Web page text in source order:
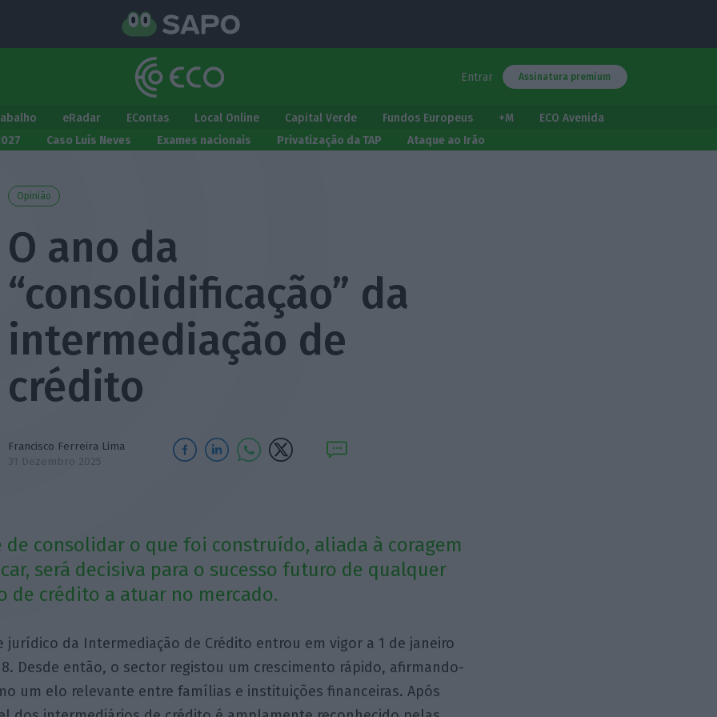
Entrar Assinatura premium
eRadar EContas Local Online Capital Verde Fundos Europeus +M
ECO Avenida
Caso Luís Neves Exames nacionais Privatização da TAP Ataque ao Irão
Opinião
O ano da
“consolidificação” da
intermediação de
crédito
Francisco Ferreira Lima
31 Dezembro 2025
de consolidar o que foi construído, aliada à coragem
será decisiva para o sucesso futuro de qualquer
de crédito a atuar no mercado.
jurídico da Intermediação de Crédito entrou em vigor a 1 de janeiro
Desde então, o sector registou um crescimento rápido, afirmando-
um elo relevante entre famílias e instituições financeiras. Após